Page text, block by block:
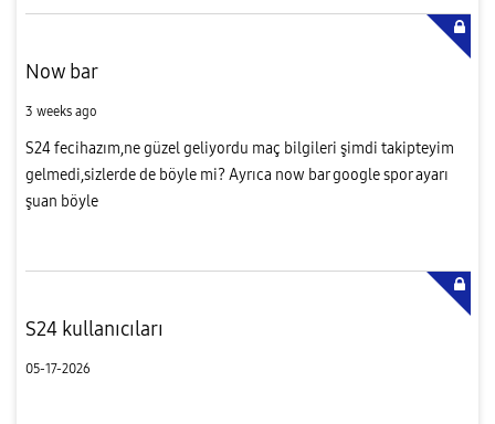
Now bar
3 weeks ago
S24 fecihazım,ne güzel geliyordu maç bilgileri şimdi takipteyim
gelmedi,sizlerde de böyle mi? Ayrıca now bar google spor ayarı
şuan böyle
S24 kullanıcıları
05-17-2026